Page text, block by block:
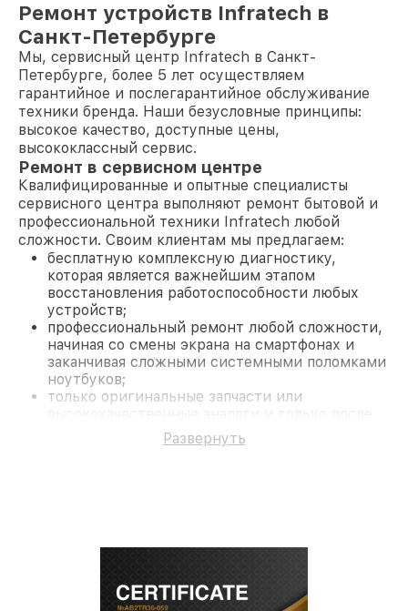
Ремонт устройств Infratech в
Санкт-Петербурге
Мы, сервисный центр Infratech в Санкт-
Петербурге, более 5 лет осуществляем
гарантийное и послегарантийное обслуживание
техники бренда. Наши безусловные принципы:
высокое качество, доступные цены,
высококлассный сервис.
Ремонт в сервисном центре
Квалифицированные и опытные специалисты
сервисного центра выполняют ремонт бытовой и
профессиональной техники Infratech любой
сложности. Своим клиентам мы предлагаем:
бесплатную комплексную диагностику,
которая является важнейшим этапом
восстановления работоспособности любых
устройств;
профессиональный ремонт любой сложности,
начиная со смены экрана на смартфонах и
заканчивая сложными системными поломками
ноутбуков;
только оригинальные запчасти или
согласования с клиентом.
На все работы и замененные комплектующие
безупречной репутацией;
Развернуть